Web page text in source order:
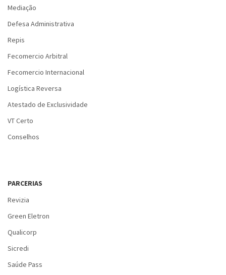
Mediação
Defesa Administrativa
Repis
Fecomercio Arbitral
Fecomercio Internacional
Logística Reversa
Atestado de Exclusividade
VT Certo
Conselhos
PARCERIAS
Revizia
Green Eletron
Qualicorp
Sicredi
Saúde Pass